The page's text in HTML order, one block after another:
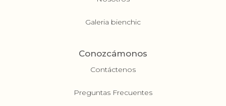
Galeria bienchic
Conozcámonos
Contáctenos
Preguntas Frecuentes